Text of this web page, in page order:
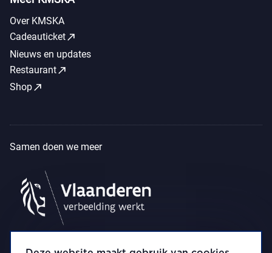
Over KMSKA
Cadeauticketcall_made
Nieuws en updates
Restaurantcall_made
Shopcall_made
Samen doen we meer